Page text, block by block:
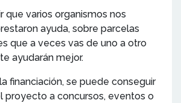
que varios organismos nos
ayuda, sobre parcelas
que a veces vas de uno a otro
ayudarán mejor.
financiación, se puede conseguir
proyecto a concursos, eventos o